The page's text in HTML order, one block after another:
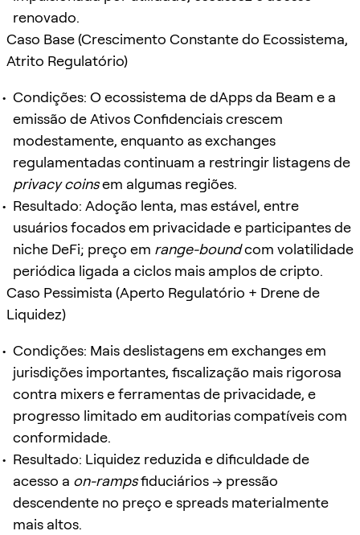
renovado.
Caso Base (Crescimento Constante do Ecossistema,
Atrito Regulatório)
Condições: O ecossistema de dApps da Beam e a
emissão de Ativos Confidenciais crescem
modestamente, enquanto as exchanges
regulamentadas continuam a restringir listagens de
privacy coinsem algumas regiões.
Resultado: Adoção lenta, mas estável, entre
usuários focados em privacidade e participantes de
niche DeFi; preço em range-boundcom volatilidade
periódica ligada a ciclos mais amplos de cripto.
Caso Pessimista (Aperto Regulatório + Drene de
Liquidez)
Condições: Mais deslistagens em exchanges em
jurisdições importantes, fiscalização mais rigorosa
contra mixers e ferramentas de privacidade, e
progresso limitado em auditorias compatíveis com
conformidade.
Resultado: Liquidez reduzida e dificuldade de
acesso a on-rampsfiduciários → pressão
descendente no preço e spreads materialmente
mais altos.